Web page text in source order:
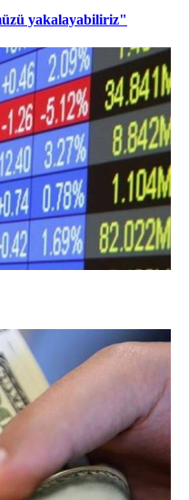
yakalayabiliriz"